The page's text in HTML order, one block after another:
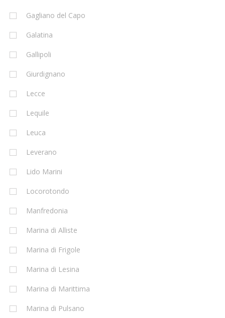
Gagliano del Capo
Galatina
Gallipoli
Giurdignano
Lecce
Lequile
Leuca
Leverano
Lido Marini
Locorotondo
Manfredonia
Marina di Alliste
Marina di Frigole
Marina di Lesina
Marina di Marittima
Marina di Pulsano